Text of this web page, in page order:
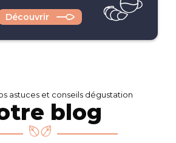
Découvrir
astuces et conseils dégustation
blog